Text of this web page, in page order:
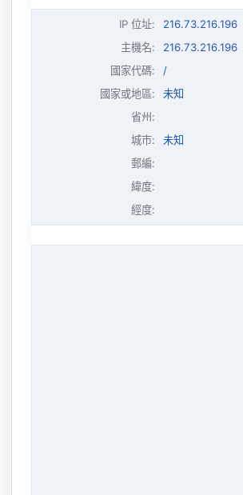
IP 位址:
216.73.216.196
主機名:
216.73.216.196
國家代碼:
/
國家或地區:
未知
省州:
城市:
未知
郵編:
緯度:
經度: